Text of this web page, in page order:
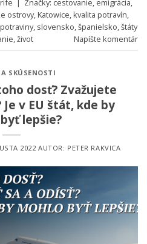
Značky: cestovanie, emigrácia,
ostrovy,Katowice,kvalita potravín,
potraviny, slovensko,španielsko,štáty
,život Napíšte komentár
SKÚSENOSTI
dosť? Zvažujete
v EU štát, kde by
lepšie?
2022AUTOR: PETER RAKVICA